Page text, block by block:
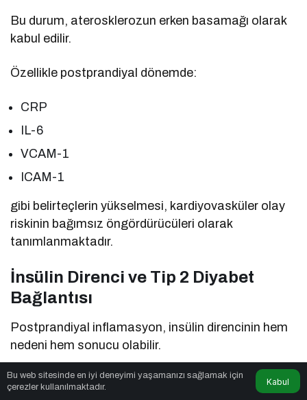
Bu durum, aterosklerozun erken basamağı olarak
kabul edilir.
Özellikle postprandiyal dönemde:
CRP
IL-6
VCAM-1
ICAM-1
gibi belirteçlerin yükselmesi, kardiyovasküler olay
riskinin bağımsız öngördürücüleri olarak
tanımlanmaktadır.
İnsülin Direnci ve Tip 2 Diyabet
Bağlantısı
Postprandiyal inflamasyon, insülin direncinin hem
nedeni hem sonucu olabilir.
İnflamatuvar sitokinler:
Bu web sitesinde en iyi deneyimi yaşamanızı sağlamak için
çerezler kullanılmaktadır.
Kabul